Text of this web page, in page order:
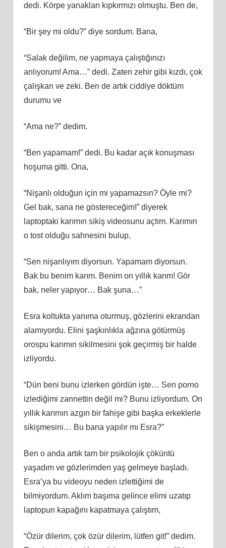
dedi. Körpe yanakları kıpkırmızı olmuştu. Ben de,
“Bir şey mi oldu?” diye sordum. Bana,
“Salak değilim, ne yapmaya çalıştığınızı
anlıyorum! Ama…” dedi. Zaten zehir gibi kızdı, çok
çalışkan ve zeki. Ben de artık ciddiye döktüm
durumu ve
“Ama ne?” dedim.
“Ben yapamam!” dedi. Bu kadar açık konuşması
hoşuma gitti. Ona,
“Nişanlı olduğun için mi yapamazsın? Öyle mi?
Gel bak, sana ne göstereceğim!” diyerek
laptoptaki karımın sikiş videosunu açtım. Karımın
o tost olduğu sahnesini bulup,
“Sen nişanlıyım diyorsun. Yapamam diyorsun.
Bak bu benim karım. Benim on yıllık karım! Gör
bak, neler yapıyor… Bak şuna…”
Esra koltukta yanıma oturmuş, gözlerini ekrandan
alamıyordu. Elini şaşkınlıkla ağzına götürmüş
orospu karımın sikilmesini şok geçirmiş bir halde
izliyordu.
“Dün beni bunu izlerken gördün işte… Sen porno
izlediğimi zannettin değil mi? Bunu izliyordum. On
yıllık karımın azgın bir fahişe gibi başka erkeklerle
sikişmesini… Bu bana yapılır mı Esra?”
Ben o anda artık tam bir psikolojik çöküntü
yaşadım ve gözlerimden yaş gelmeye başladı.
Esra’ya bu videoyu neden izlettiğimi de
bilmiyordum. Aklım başıma gelince elimi uzatıp
laptopun kapağını kapatmaya çalıştım,
“Özür dilerim, çok özür dilerim, lütfen git!” dedim.